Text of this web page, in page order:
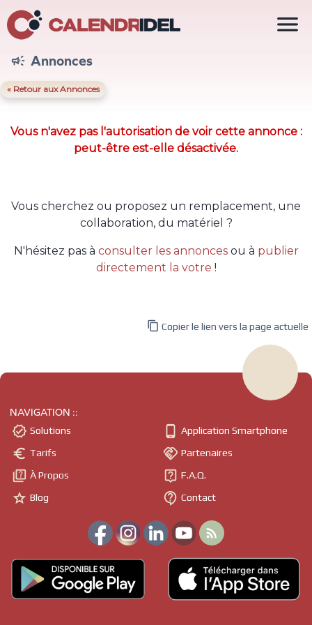
 Annonces
« Retour aux Annonces
Vous n'avez pas l'autorisation de voir cette annonce :
peut-être est-elle désactivée.
Vous cherchez ou proposez un remplacement, une
collaboration, du matériel ?
N'hésitez pas à consulter les annoncesou à publier
directement la votre !

 Copier le lien vers la page actuelle
NAVIGATION ::
 Solutions
 Tarifs
 À Propos
 Blog
 Application Smartphone
 Partenaires
 F.A.Q.
 Contact
